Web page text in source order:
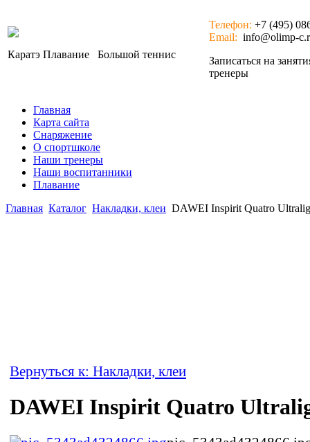
Каратэ Плавание Большой теннис
Телефон: +7 (495)
Email: info@olimp-
Записаться на
тренеры
Главная
Карта сайта
Снаряжение
О спортшколе
Наши тренеры
Наши воспитанники
Плавание
Главная Каталог Накладки, клеи DAWEI Inspirit Quatro
Вернуться к: Накладки, клеи
DAWEI Inspirit Quatro